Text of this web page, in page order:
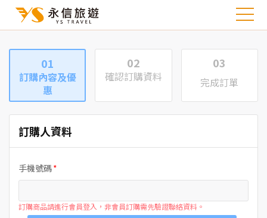
01
訂購內容及優
惠
02
確認訂購資料
03
完成訂單
訂購人資料
手機號碼
訂購商品請進行會員登入，非會員訂購需先驗證聯絡資料。